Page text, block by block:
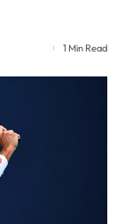
1 Min Read